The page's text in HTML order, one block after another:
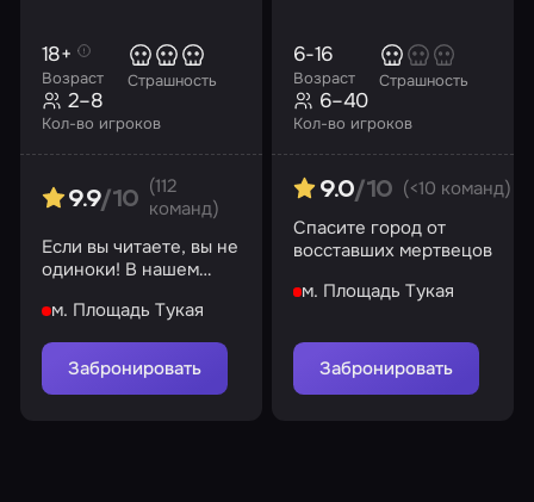
Возраст
18+
Страшность
Кол-во игроков
2–8
9.9/10
(112
команд)
Если вы читаете, вы не
одиноки! В нашем
вода, кров и
безопасность
м. Площадь Тукая
Забронировать
Возраст
6-16
Страшность
Кол-во игроков
6–40
9.0/10 (<10 команд)
Спасите город от
восставших мертвецов
м. Площадь Тукая
Забронировать